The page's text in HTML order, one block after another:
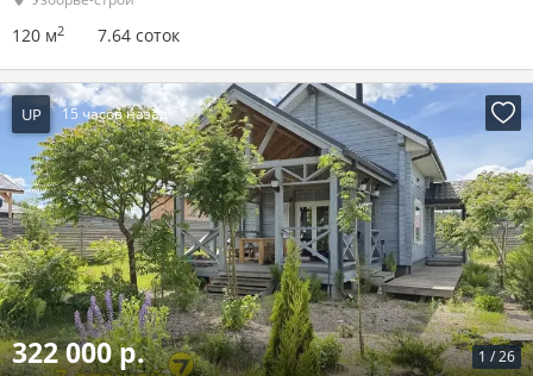
120 м2 7.64 соток
UP 15 часов назад
1 /26
322 000 р.